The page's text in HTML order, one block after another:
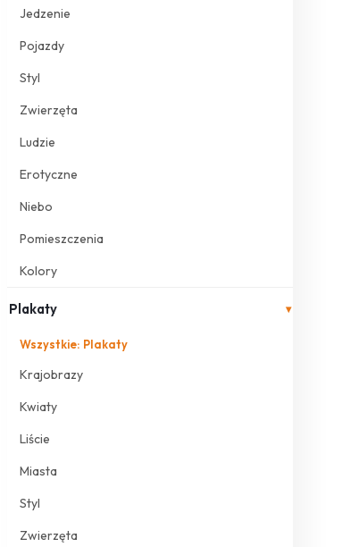
Jedzenie
Pojazdy
Styl
Zwierzęta
Ludzie
Erotyczne
Niebo
Pomieszczenia
Kolory
Plakaty ▾
Wszystkie: Plakaty
Krajobrazy
Kwiaty
Liście
Miasta
Styl
Zwierzęta